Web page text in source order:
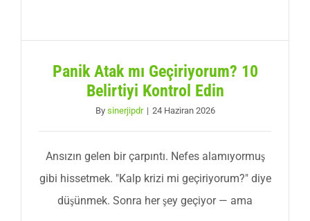
Panik Atak mı Geçiriyorum? 10
Belirtiyi Kontrol Edin
By sinerjipdr | 24 Haziran 2026
Ansızın gelen bir çarpıntı. Nefes alamıyormuş
gibi hissetmek. "Kalp krizi mi geçiriyorum?" diye
düşünmek. Sonra her şey geçiyor — ama